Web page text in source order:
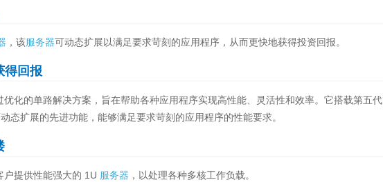
，该服务器可动态扩展以满足要求苛刻的应用程序，从而更快地获得投资回报。
得回报
优化的单路解决方案，旨在帮助各种应用程序实现高性能、灵活性和效率。它搭载第五代
态扩展的先进功能，能够满足要求苛刻的应用程序的性能要求。
户提供性能强大的 1U 服务器 ，以处理各种多核工作负载。